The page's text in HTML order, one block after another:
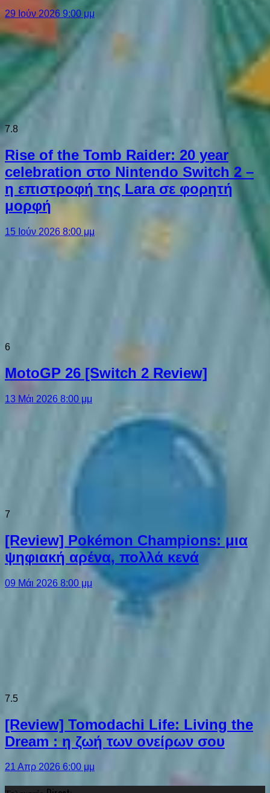
29 Ιούν 2026 9:00 μμ
7.8
Rise of the Tomb Raider: 20 year
celebration στο Nintendo Switch 2 –
η επιστροφή της Lara σε φορητή
μορφή
15 Ιούν 2026 8:00 μμ
6
MotoGP 26 [Switch 2 Review]
13 Μάι 2026 8:00 μμ
7
[Review] Pokémon Champions: μια
ψηφιακή αρένα, πολλά κενά
09 Μάι 2026 8:00 μμ
7.5
[Review] Tomodachi Life: Living the
Dream : η ζωή των ονείρων σου
21 Απρ 2026 6:00 μμ